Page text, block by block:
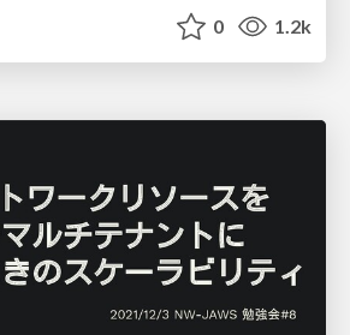
0 1.2k